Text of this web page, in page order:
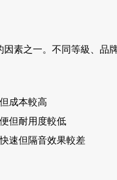
素之一。不同等級、品
成本較高
但耐用度較低
速但隔音效果較差